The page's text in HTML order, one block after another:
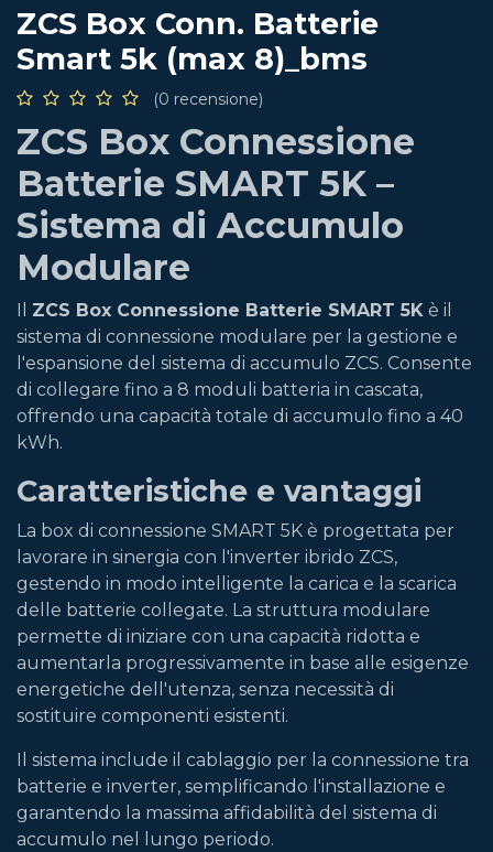
ZCS Box Conn. Batterie
Smart 5k (max 8)_bms
(0 recensione)
ZCS Box Connessione
Batterie SMART 5K –
Sistema di Accumulo
Modulare
Il ZCS Box Connessione Batterie SMART 5K è il
sistema di connessione modulare per la gestione e
l'espansione del sistema di accumulo ZCS. Consente
di collegare fino a 8 moduli batteria in cascata,
offrendo una capacità totale di accumulo fino a 40
kWh.
Caratteristiche e vantaggi
La box di connessione SMART 5K è progettata per
lavorare in sinergia con l'inverter ibrido ZCS,
gestendo in modo intelligente la carica e la scarica
delle batterie collegate. La struttura modulare
permette di iniziare con una capacità ridotta e
aumentarla progressivamente in base alle esigenze
energetiche dell'utenza, senza necessità di
sostituire componenti esistenti.
Il sistema include il cablaggio per la connessione tra
batterie e inverter, semplificando l'installazione e
garantendo la massima affidabilità del sistema di
accumulo nel lungo periodo.